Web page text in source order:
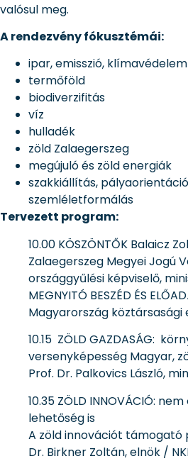
valósul meg.
A rendezvény fókusztémái:
ipar, emisszió, klímavédelem
termőföld
biodiverzifitás
víz
hulladék
zöld Zalaegerszeg
megújuló és zöld energiák
szakkiállítás,
szemléletformálás
Tervezett program:
10.00 KÖSZÖNTŐK Balaicz
Zalaegerszeg Megyei Jogú
országgyűlési képviselő,
MEGNYITÓ BESZÉD ÉS
Magyarország köztársasági
10.15 ZÖLD GAZDASÁG:
versenyképesség Magyar,
Prof. Dr. Palkovics László,
10.35 ZÖLD INNOVÁCIÓ:
lehetőség is
A zöld innovációt támogató
Dr. Birkner Zoltán, elnök /